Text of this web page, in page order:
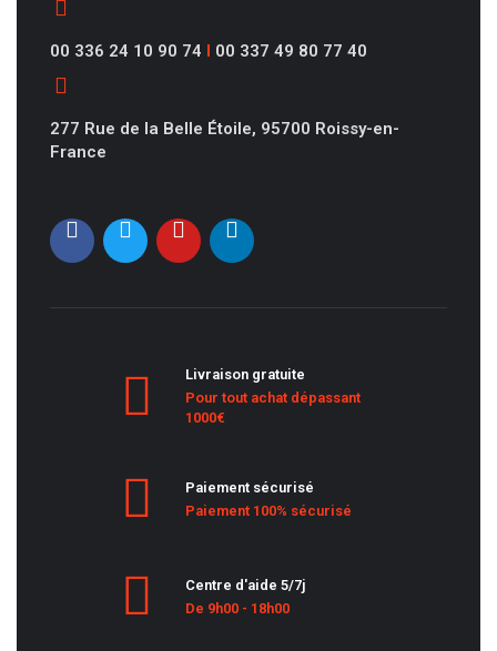
00 336 24 10 90 74 00 337 49 80 77 40
277 Rue de la Belle Étoile, 95700 Roissy-en-
France
Livraison gratuite
Pour tout achat dépassant
1000€
Paiement sécurisé
Paiement 100% sécurisé
Centre d'aide 5/7j
De 9h00 - 18h00